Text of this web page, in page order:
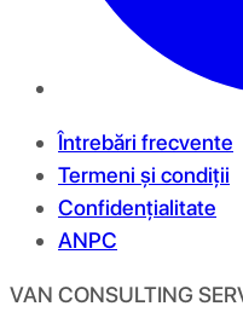
Întrebări frecvente
Termeni și condiții
Confidențialitate
ANPC
VAN CONSULTING